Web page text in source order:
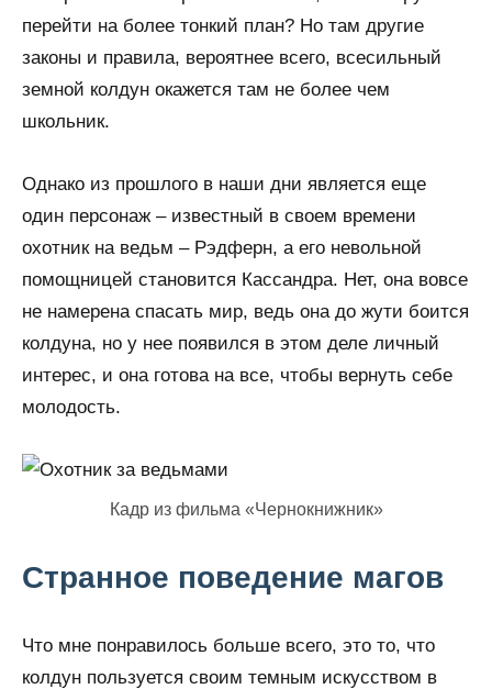
перейти на более тонкий план? Но там другие
законы и правила, вероятнее всего, всесильный
земной колдун окажется там не более чем
школьник.
Однако из прошлого в наши дни является еще
один персонаж – известный в своем времени
охотник на ведьм – Рэдферн, а его невольной
помощницей становится Кассандра. Нет, она вовсе
не намерена спасать мир, ведь она до жути боится
колдуна, но у нее появился в этом деле личный
интерес, и она готова на все, чтобы вернуть себе
молодость.
Кадр из фильма «Чернокнижник»
Странное поведение магов
Что мне понравилось больше всего, это то, что
колдун пользуется своим темным искусством в